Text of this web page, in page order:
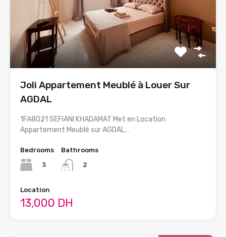
Joli Appartement Meublé à Louer Sur
AGDAL
1FA8021 SEFIANI KHADAMAT Met en Location
Appartement Meublé sur AGDAL…
Bedrooms
3
Bathrooms
2
Location
13,000 DH